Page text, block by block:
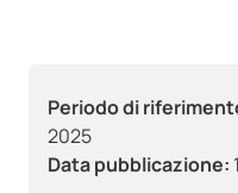
Periodo di
2025
Data pubblicazione: